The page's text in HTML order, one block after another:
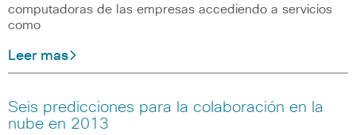
computadoras de las empresas accediendo a servicios
como
Leer mas
Seis predicciones para la colaboración en la
nube en 2013